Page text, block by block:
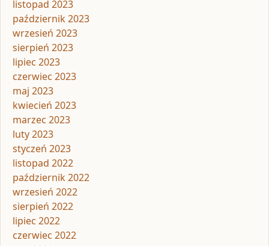
listopad 2023
październik 2023
wrzesień 2023
sierpień 2023
lipiec 2023
czerwiec 2023
maj 2023
kwiecień 2023
marzec 2023
luty 2023
styczeń 2023
listopad 2022
październik 2022
wrzesień 2022
sierpień 2022
lipiec 2022
czerwiec 2022